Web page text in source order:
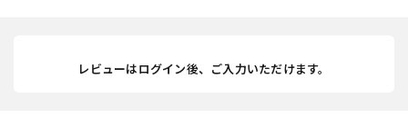
レビューはログイン後、ご入力いただけます。